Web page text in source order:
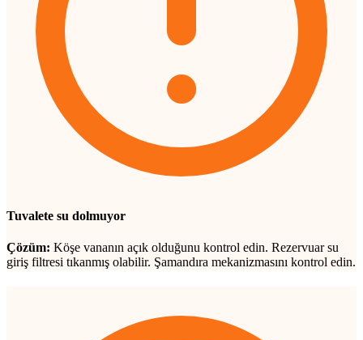
Tuvalete su dolmuyor
Çözüm: Köşe vananın açık olduğunu kontrol edin. Rezervuar su
giriş filtresi tıkanmış olabilir. Şamandıra mekanizmasını kontrol edin.